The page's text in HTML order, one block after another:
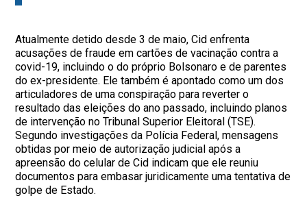
Atualmente detido desde 3 de maio, Cid enfrenta
acusações de fraude em cartões de vacinação contra a
covid-19, incluindo o do próprio Bolsonaro e de parentes
do ex-presidente. Ele também é apontado como um dos
articuladores de uma conspiração para reverter o
resultado das eleições do ano passado, incluindo planos
de intervenção no Tribunal Superior Eleitoral (TSE).
Segundo investigações da Polícia Federal, mensagens
obtidas por meio de autorização judicial após a
apreensão do celular de Cid indicam que ele reuniu
documentos para embasar juridicamente uma tentativa de
golpe de Estado.